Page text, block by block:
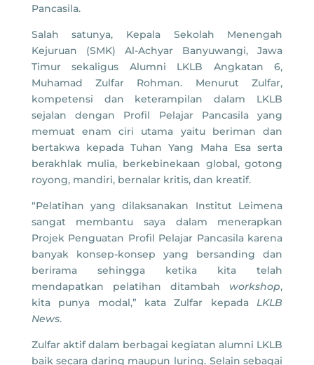
Pancasila.
Salah satunya, Kepala Sekolah Menengah
Kejuruan (SMK) Al-Achyar Banyuwangi, Jawa
Timur sekaligus Alumni LKLB Angkatan 6,
Muhamad Zulfar Rohman. Menurut Zulfar,
kompetensi dan keterampilan dalam LKLB
sejalan dengan Profil Pelajar Pancasila yang
memuat enam ciri utama yaitu beriman dan
bertakwa kepada Tuhan Yang Maha Esa serta
berakhlak mulia, berkebinekaan global, gotong
royong, mandiri, bernalar kritis, dan kreatif.
“Pelatihan yang dilaksanakan Institut Leimena
sangat membantu saya dalam menerapkan
Projek Penguatan Profil Pelajar Pancasila karena
banyak konsep-konsep yang bersanding dan
berirama sehingga ketika kita telah
mendapatkan pelatihan ditambah workshop,
kita punya modal,” kata Zulfar kepadaLKLB
News.
Zulfar aktif dalam berbagai kegiatan alumni LKLB
baik secara daring maupun luring. Selain sebagai